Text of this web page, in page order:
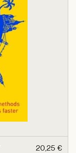
20,25 €